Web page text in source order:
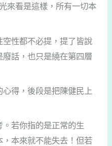
來看是這樣，所有一切本
性都不必提，提了皆說
話，也只是繞在第四層
得，後段是把陳健民上
若你指的是正常的生
本來就不能失去！但若